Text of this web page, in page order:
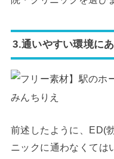
3.通いやすい環境に
前述したように、ED(
ニックに通わなくては